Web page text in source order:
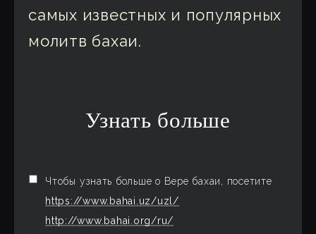
самых известных и популярных
молитв бахаи.
Узнать больше
Чтобы узнать больше о Вере бахаи, посетите
https://www.bahai.uz/uzl/
http://www.bahai.org/ru/